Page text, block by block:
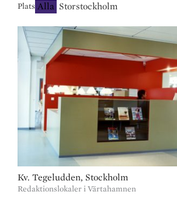
Plats Alla Storstockholm
Kv. Tegeludden, Stockholm
Redaktionslokaler i Värtahamnen